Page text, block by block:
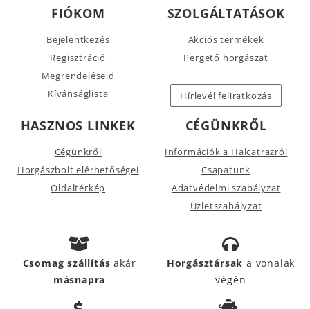
FIÓKOM
Bejelentkezés
Regisztráció
Megrendeléseid
Kívánságlista
SZOLGÁLTATÁSOK
Akciós termékek
Pergető horgászat
Hírlevél feliratkozás
HASZNOS LINKEK
Cégünkről
Horgászbolt elérhetőségei
Oldaltérkép
CÉGÜNKRŐL
Információk a Halcatrazról
Csapatunk
Adatvédelmi szabályzat
Üzletszabályzat
Csomag szállításakár
másnapra
Horgásztársak a vonalak
végén